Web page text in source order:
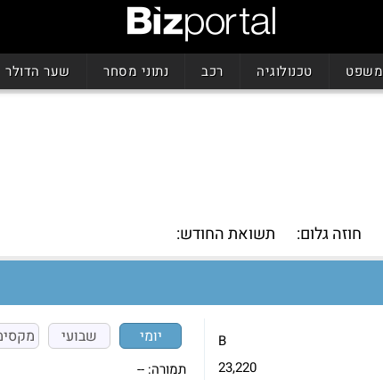
משפט טכנולוגיה רכב נתוני מסחר שער הדולר
חוזה גלום: תשואת החודש:
B
23,220
יומי שבועי
תמורה: --